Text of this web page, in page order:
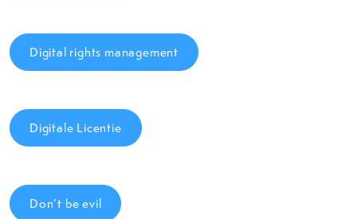
Digital rights management
Digitale Licentie
Don’t be evil